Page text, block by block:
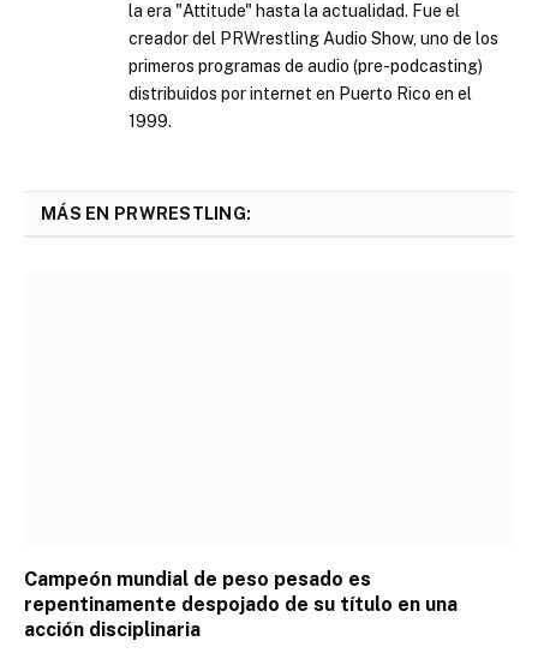
la era "Attitude" hasta la actualidad. Fue el
creador del PRWrestling Audio Show, uno de los
primeros programas de audio (pre-podcasting)
distribuidos por internet en Puerto Rico en el
1999.
MÁS EN PRWRESTLING:
Campeón mundial de peso pesado es
repentinamente despojado de su título en una
acción disciplinaria